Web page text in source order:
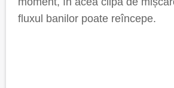
fluxul banilor poate reîncepe.